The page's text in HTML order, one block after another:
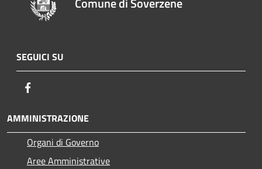
SEGUICI SU
AMMINISTRAZIONE
Organi di Governo
Aree Amministrative